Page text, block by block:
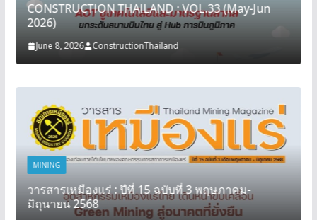
CONSTRUCTION THAILAND : VOL.33 (May-Jun
2026)
June 8, 2026 ConstructionThailand
MINING
วารสารเหมืองแร่ : ปีที่ 15 ฉบับที่ 3 พฤษภาคม-
มิถุนายน 2568